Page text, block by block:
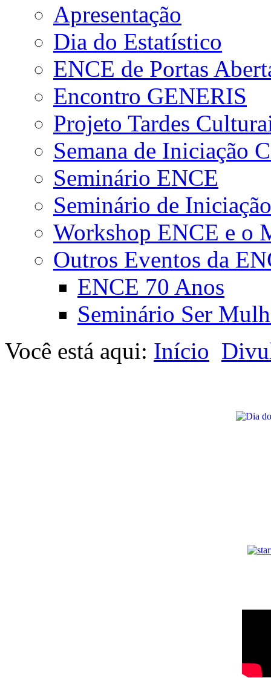
Apresentação
Dia do Estatístico
ENCE de Portas
Encontro GENERIS
Projeto Tardes
Semana de Iniciação
Seminário ENCE
Seminário de
Workshop ENCE e o
Outros Eventos da
ENCE 70 Anos
Seminário Ser
Você está aqui: Início